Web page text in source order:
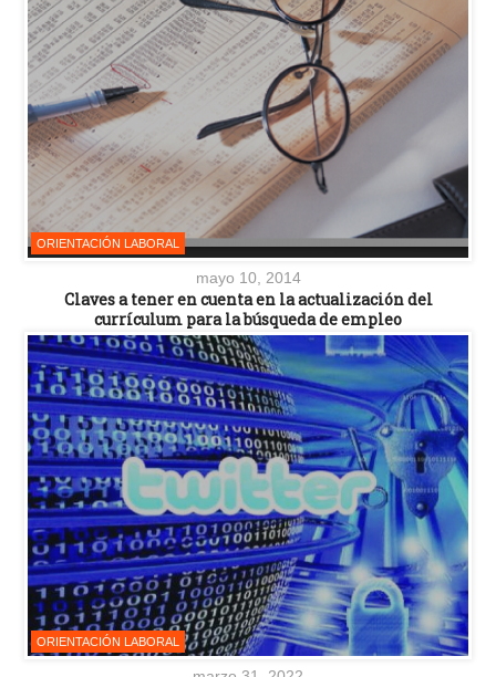
ORIENTACIÓN LABORAL
mayo 10, 2014
Claves a tener en cuenta en la actualización del
currículum para la búsqueda de empleo
ORIENTACIÓN LABORAL